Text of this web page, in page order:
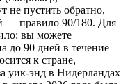
не пустить обратно,
— правило 90/180. Для
вы можете
до 90 дней в течение
к стране,
уик-энд в Нидерландах